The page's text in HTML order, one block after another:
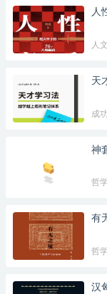
人
人
天
成
神
哲
有
哲
汉